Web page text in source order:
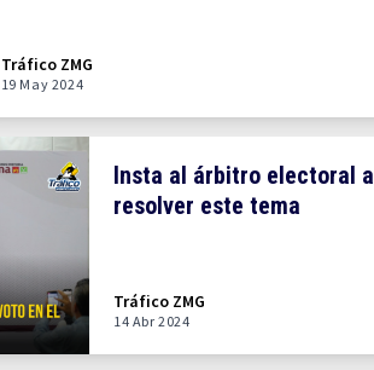
Tráfico ZMG
19 May 2024
Insta al árbitro electoral a
resolver este tema
Tráfico ZMG
14 Abr 2024